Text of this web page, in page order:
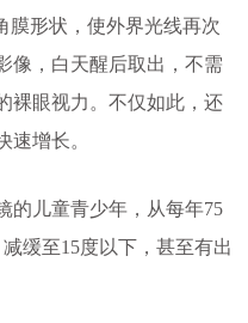
膜形状，使外界光线再次
像，白天醒后取出，不需
裸眼视力。不仅如此，还
增长。
儿童青少年，从每年75
缓至15度以下，甚至有出